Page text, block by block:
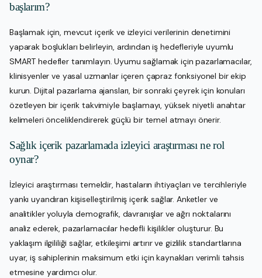
başlarım?
Başlamak için, mevcut içerik ve izleyici verilerinin denetimini
yaparak boşlukları belirleyin, ardından iş hedefleriyle uyumlu
SMART hedefler tanımlayın. Uyumu sağlamak için pazarlamacılar,
klinisyenler ve yasal uzmanlar içeren çapraz fonksiyonel bir ekip
kurun. Dijital pazarlama ajansları, bir sonraki çeyrek için konuları
özetleyen bir içerik takvimiyle başlamayı, yüksek niyetli anahtar
kelimeleri önceliklendirerek güçlü bir temel atmayı önerir.
Sağlık içerik pazarlamada izleyici araştırması ne rol
oynar?
İzleyici araştırması temeldir, hastaların ihtiyaçları ve tercihleriyle
yankı uyandıran kişiselleştirilmiş içerik sağlar. Anketler ve
analitikler yoluyla demografik, davranışlar ve ağrı noktalarını
analiz ederek, pazarlamacılar hedefli kişilikler oluşturur. Bu
yaklaşım ilgililiği sağlar, etkileşimi artırır ve gizlilik standartlarına
uyar, iş sahiplerinin maksimum etki için kaynakları verimli tahsis
etmesine yardımcı olur.